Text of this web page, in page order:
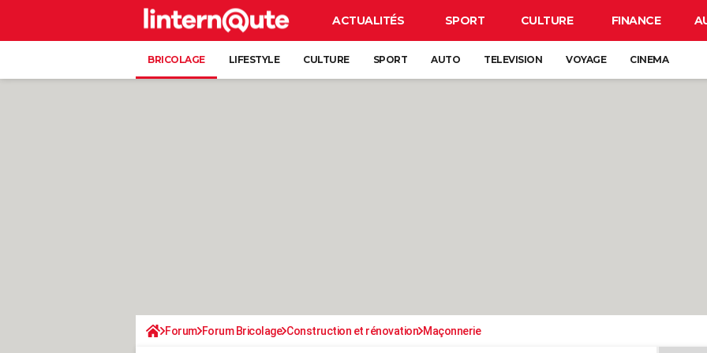
ACTUALITÉS SPORT CULTURE FINANCE
BRICOLAGE LIFESTYLE CULTURE SPORT AUTO TELEVISION VOYAGE CINEMA
Forum Forum Bricolage Construction et rénovation Maçonnerie